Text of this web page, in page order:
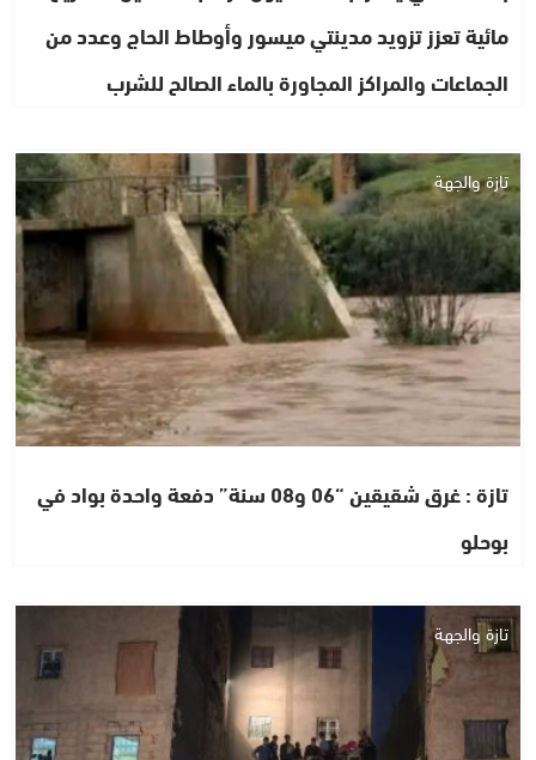
مائية تعزز تزويد مدينتي ميسور وأوطاط الحاج وعدد من
الجماعات والمراكز المجاورة بالماء الصالح للشرب
تازة والجهة
تازة : غرق شقيقين “06 و08 سنة” دفعة واحدة بواد في
بوحلو
تازة والجهة